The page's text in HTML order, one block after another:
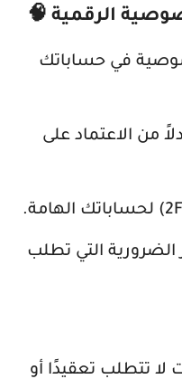
الرقمية 🧠
في حساباتك
من الاعتماد على
التي تطلب
لا تتطلب تعقيدًا أو